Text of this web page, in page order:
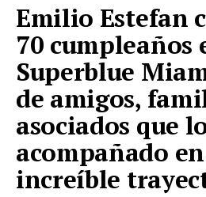
Emilio Estefan
70 cumpleaños
Superblue
de amigos,
asociados que
acompañado
increíble